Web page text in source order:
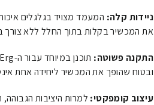
ניידות קלה:
את המכשיר בקלות בתוך החלל ללא צורך
התקנה פשוטה:
ובטוח שהופך את המכשיר ליחידה אחת
עיצוב קומפקטי: למרות היציבות